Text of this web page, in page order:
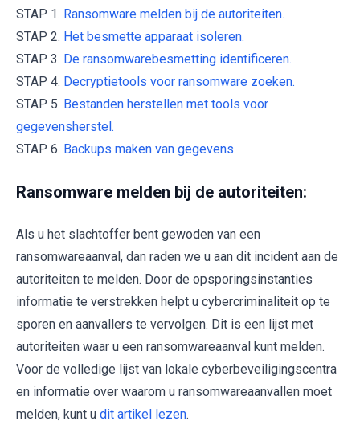
STAP 1. Ransomware melden bij de autoriteiten.
STAP 2. Het besmette apparaat isoleren.
STAP 3. De ransomwarebesmetting identificeren.
STAP 4. Decryptietools voor ransomware zoeken.
STAP 5. Bestanden herstellen met tools voor
gegevensherstel.
STAP 6. Backups maken van gegevens.
Ransomware melden bij de autoriteiten:
Als u het slachtoffer bent gewoden van een
ransomwareaanval, dan raden we u aan dit incident aan de
autoriteiten te melden. Door de opsporingsinstanties
informatie te verstrekken helpt u cybercriminaliteit op te
sporen en aanvallers te vervolgen. Dit is een lijst met
autoriteiten waar u een ransomwareaanval kunt melden.
Voor de volledige lijst van lokale cyberbeveiligingscentra
en informatie over waarom u ransomwareaanvallen moet
melden, kunt u dit artikel lezen.